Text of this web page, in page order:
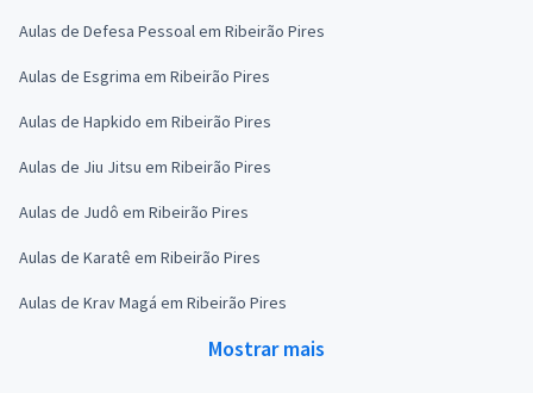
Aulas de Defesa Pessoal em Ribeirão Pires
Aulas de Esgrima em Ribeirão Pires
Aulas de Hapkido em Ribeirão Pires
Aulas de Jiu Jitsu em Ribeirão Pires
Aulas de Judô em Ribeirão Pires
Aulas de Karatê em Ribeirão Pires
Aulas de Krav Magá em Ribeirão Pires
Mostrar mais